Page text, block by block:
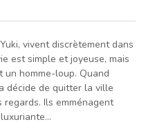
vivent discrètement dans
est simple et joyeuse, mais
homme-loup. Quand
décide de quitter la ville
regards. Ils emménagent